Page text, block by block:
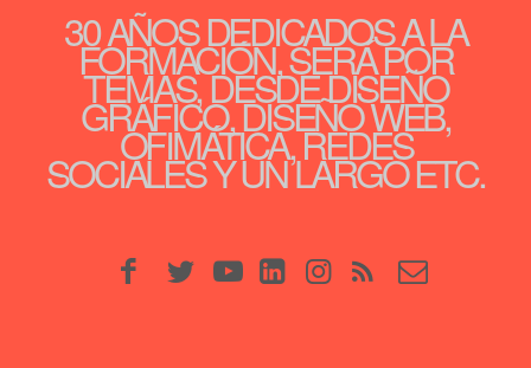
30 AÑOS DEDICADOS A LA
FORMACIÓN, SERÁ POR
TEMAS, DESDE DISEÑO
GRÁFICO, DISEÑO WEB,
OFIMÁTICA, REDES
SOCIALES Y UN LARGO ETC.